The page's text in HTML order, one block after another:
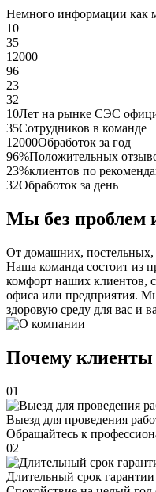
Немного информации как
10
35
12000
96
23
32
10Лет на рынке СЭС
35Сотрудников в команде
12000Обработок за год
96%Положительных
23%клиентов по
32Обработок за день
Мы без проблем
От домашних, постельных,
Наша команда состоит из
комфорт наших клиентов,
офиса или предприятия.
здоровую среду для вас и
Почему
01
Выезд для проведения
Обращайтесь к
02
Длительный срок гарантии